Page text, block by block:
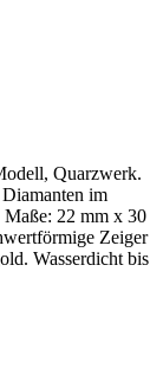
Quarzwerk.
im
22 mm x 30
Zeiger
Wasserdicht bis